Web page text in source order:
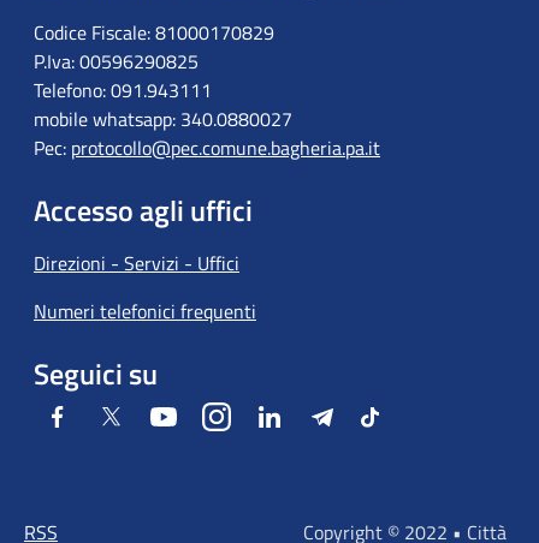
Codice Fiscale: 81000170829
P.Iva: 00596290825
Telefono: 091.943111
mobile whatsapp: 340.0880027
Pec: protocollo@pec.comune.bagheria.pa.it
Accesso agli uffici
Direzioni - Servizi - Uffici
Numeri telefonici frequenti
Seguici su
Facebook Twitter YoutubeInstagramLinkedIn TelegramTiktok
RSS Copyright © 2022 • Città